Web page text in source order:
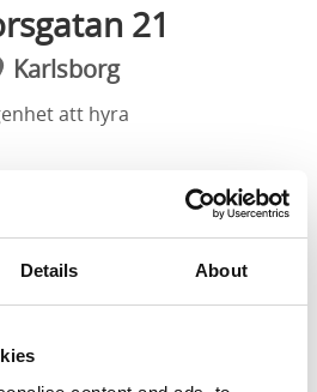
Details About
21
Karlsborg
att hyra
m2, Majorsgatan 21
och bastu